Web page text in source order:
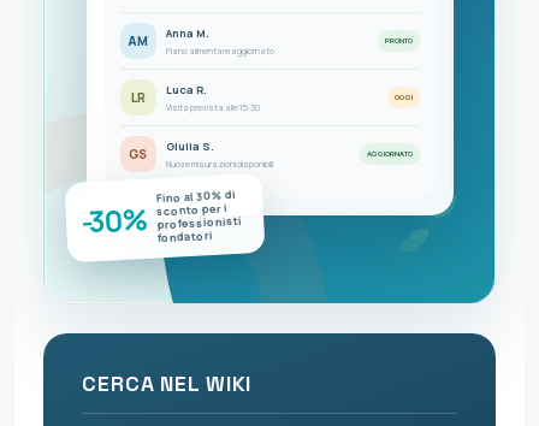
AM Anna M.
Piano alimentare aggiornato
PRONTO
LR Luca R.
Visita prevista alle 15:30
OGGI
GS Giulia S.
Nuove misurazioni disponibili
AGGIORNATO
-30%
Fino al 30% di
sconto per i
professionisti
fondatori
CERCA NEL WIKI